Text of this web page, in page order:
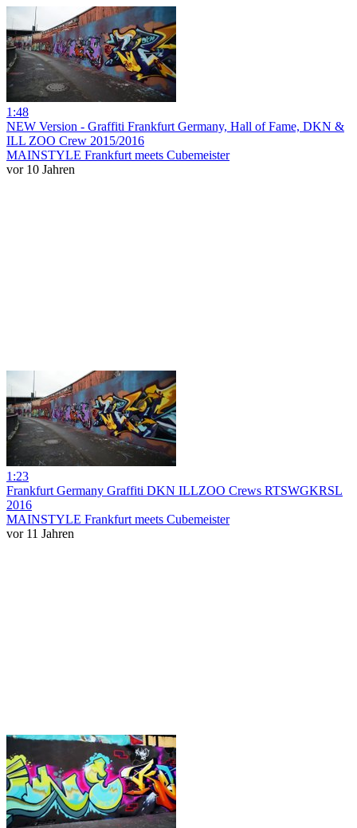
1:48
NEW Version - Graffiti Frankfurt Germany, Hall of Fame, DKN &
ILL ZOO Crew 2015/2016
MAINSTYLE Frankfurt meets Cubemeister
vor 10 Jahren
1:23
Frankfurt Germany Graffiti DKN ILLZOO Crews RTSWGKRSL
2016
MAINSTYLE Frankfurt meets Cubemeister
vor 11 Jahren